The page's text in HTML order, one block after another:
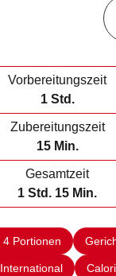
Vorbereitungszeit
1 S
t
d
e
Std.
Zubereitungszeit
15M
i
e
Min.
Gesamtzeit
1 S
t
u
n
d
Std. 15M
i
n
u
Min.
4 Portionen
International